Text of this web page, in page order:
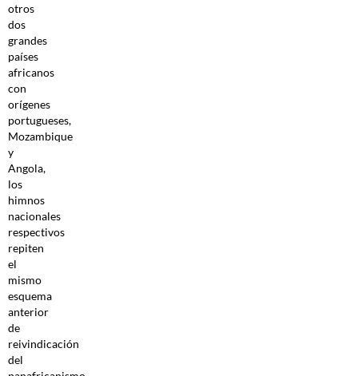
otros
dos
grandes
países
africanos
con
orígenes
portugueses,
Mozambique
y
Angola,
los
himnos
nacionales
respectivos
repiten
el
mismo
esquema
anterior
de
reivindicación
del